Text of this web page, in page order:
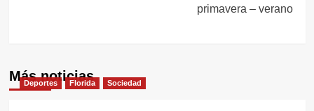
primavera – verano
Más noticias
Deportes Florida Sociedad